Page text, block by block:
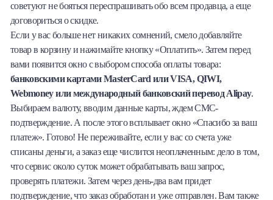
советуют не бояться переспрашивать обо всем продавца, а еще
договориться о скидке.
Если у вас больше нет никаких сомнений, смело добавляйте
товар в корзину и нажимайте кнопку «Оплатить». Затем перед
вами появится окно с выбором способа оплаты товара:
банковскими картами MasterCard или VISA, QIWI,
Webmoney или международный банковский перевод Alipay.
Выбираем валюту, вводим данные карты, ждем СМС-
подтверждение. А после этого всплывает окно «Спасибо за ваш
платеж». Готово! Не переживайте, если у вас со счета уже
списаны деньги, а заказ еще числится неоплаченным: дело в том,
что сервис около суток может обрабатывать ваш запрос,
проверять платежи. Затем через день-два вам придет
подтверждение, что заказ обработан и уже отправлен. Вам также